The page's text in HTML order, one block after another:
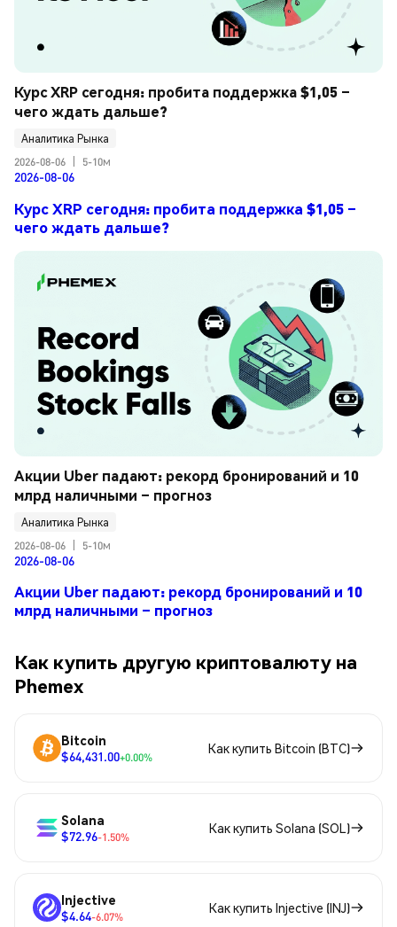
Курс XRP сегодня: пробита поддержка $1,05 –
чего ждать дальше?
Аналитика Рынка
2026-08-06
5-10м
2026-08-06
Курс XRP сегодня: пробита поддержка $1,05 –
чего ждать дальше?
Акции Uber падают: рекорд бронирований и 10
млрд наличными – прогноз
Аналитика Рынка
2026-08-06
5-10м
2026-08-06
Акции Uber падают: рекорд бронирований и 10
млрд наличными – прогноз
Как купить другую криптовалюту на
Phemex
Bitcoin
$64,431.00+0.00%
Как купить Bitcoin (BTC)
Solana
$72.96-1.50%
Как купить Solana (SOL)
Injective
$4.64-6.07%
Как купить Injective (INJ)